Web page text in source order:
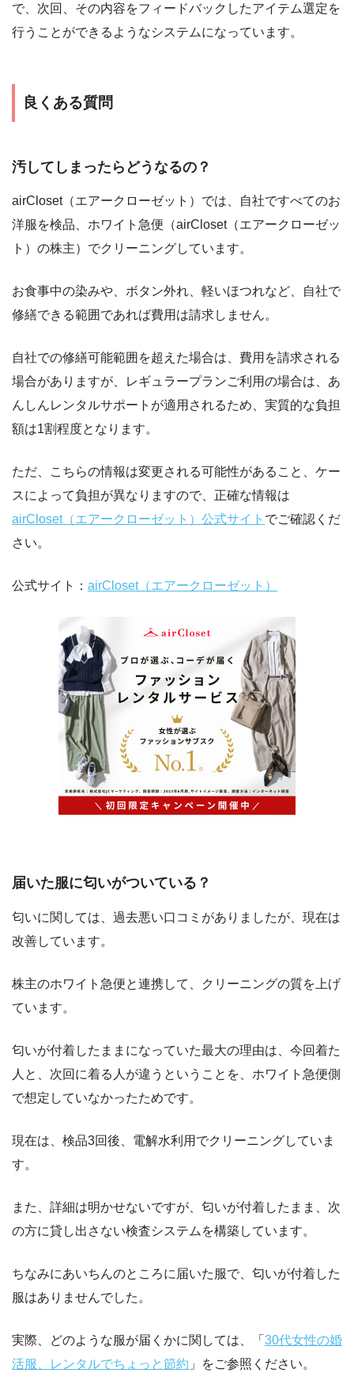
で、次回、その内容をフィードバックしたアイテム選定を
行うことができるようなシステムになっています。
良くある質問
汚してしまったらどうなるの？
airCloset（エアークローゼット）では、自社ですべてのお
洋服を検品、ホワイト急便（airCloset（エアークローゼッ
ト）の株主）でクリーニングしています。
お食事中の染みや、ボタン外れ、軽いほつれなど、自社で
修繕できる範囲であれば費用は請求しません。
自社での修繕可能範囲を超えた場合は、費用を請求される
場合がありますが、レギュラープランご利用の場合は、あ
んしんレンタルサポートが適用されるため、実質的な負担
額は1割程度となります。
ただ、こちらの情報は変更される可能性があること、ケー
スによって負担が異なりますので、正確な情報は
airCloset（エアークローゼット）公式サイト でご確認くだ
さい。
公式サイト： airCloset（エアークローゼット）
届いた服に匂いがついている？
匂いに関しては、過去悪い口コミがありましたが、現在は
改善しています。
株主のホワイト急便と連携して、クリーニングの質を上げ
ています。
匂いが付着したままになっていた最大の理由は、今回着た
人と、次回に着る人が違うということを、ホワイト急便側
で想定していなかったためです。
現在は、検品3回後、電解水利用でクリーニングしていま
す。
また、詳細は明かせないですが、匂いが付着したまま、次
の方に貸し出さない検査システムを構築しています。
ちなみにあいちんのところに届いた服で、匂いが付着した
服はありませんでした。
実際、どのような服が届くかに関しては、「 30代女性の婚
活服、レンタルでちょっと節約 」をご参照ください。